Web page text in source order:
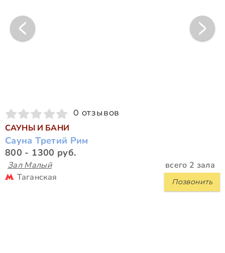
0 отзывов
САУНЫ И БАНИ
Сауна Третий Рим
800 - 1300 руб.
Зал Малый всего 2 зала
Позвонить
Таганская